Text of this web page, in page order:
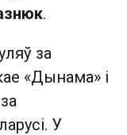
.
за
«Дынама» і
У